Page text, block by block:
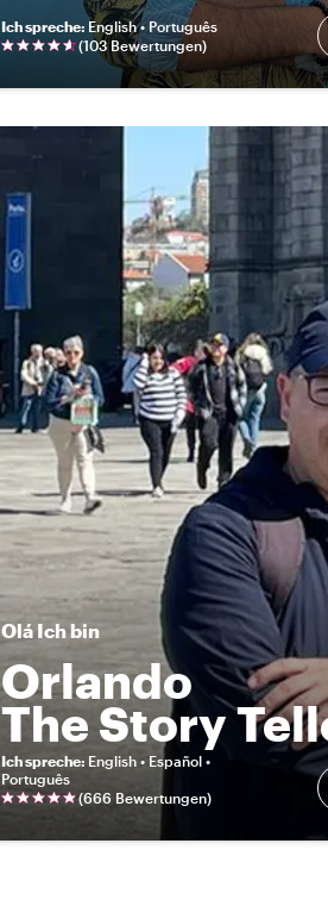
Ich spreche: English • Português
(103 Bewertungen)
Olá Ich bin
Orlando
The Story
Ich spreche: English • Español •
Português
(666 Bewertungen)